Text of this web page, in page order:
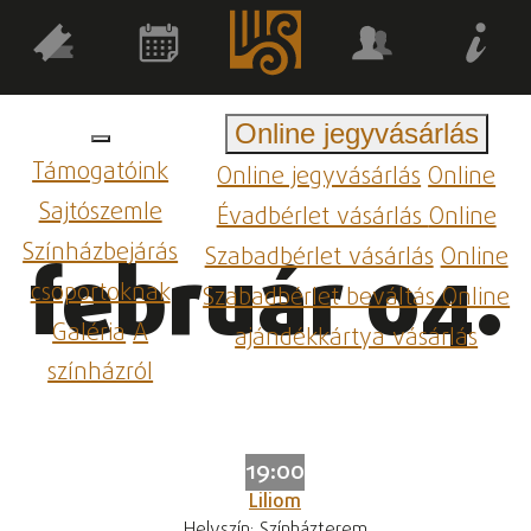
Támogatóink
Sajtószemle
Színházbejárás
csoportoknak
GalériaA
színházról
Online jegyvásárlás
Online jegyvásárlásOnline
Évadbérlet vásárlásOnline
Szabadbérlet vásárlásOnline
Szabadbérlet beváltásOnline
ajándékkártya vásárlás
február 04.
19:00
Liliom